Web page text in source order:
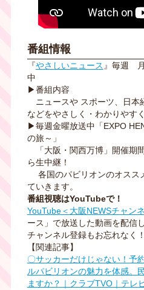
番組情報
『やさしいニュース』毎週
中
▶番組内容
ニュースや スポーツ、日本
などをやさしく・わかりやす
▶毎週金曜放送中「EXPO
の旅～」
「大阪・関西万博」開催期
ら生中継！
各国のパビリオンのオスス
ていきます。
番組視聴はYouTubeで！
YouTube＜大阪NEWSチャン
ース」で放送した動画を配信
チャンネル登録もお忘れなく！
【関連記事】
〇サッカーだけじゃない！予
ルパビリオンの魅力を体感。
ますか？｜クラブTVO｜テレ